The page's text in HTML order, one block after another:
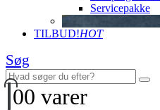
Servicepakke
TILBUD!HOT
Søg
00 varer